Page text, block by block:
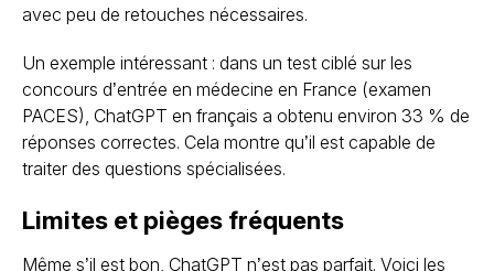
avec peu de retouches nécessaires.
Un exemple intéressant : dans un test ciblé sur les
concours d’entrée en médecine en France (examen
PACES), ChatGPT en français a obtenu environ 33 % de
réponses correctes. Cela montre qu’il est capable de
traiter des questions spécialisées.
Limites et pièges fréquents
Même s’il est bon, ChatGPT n’est pas parfait. Voici les